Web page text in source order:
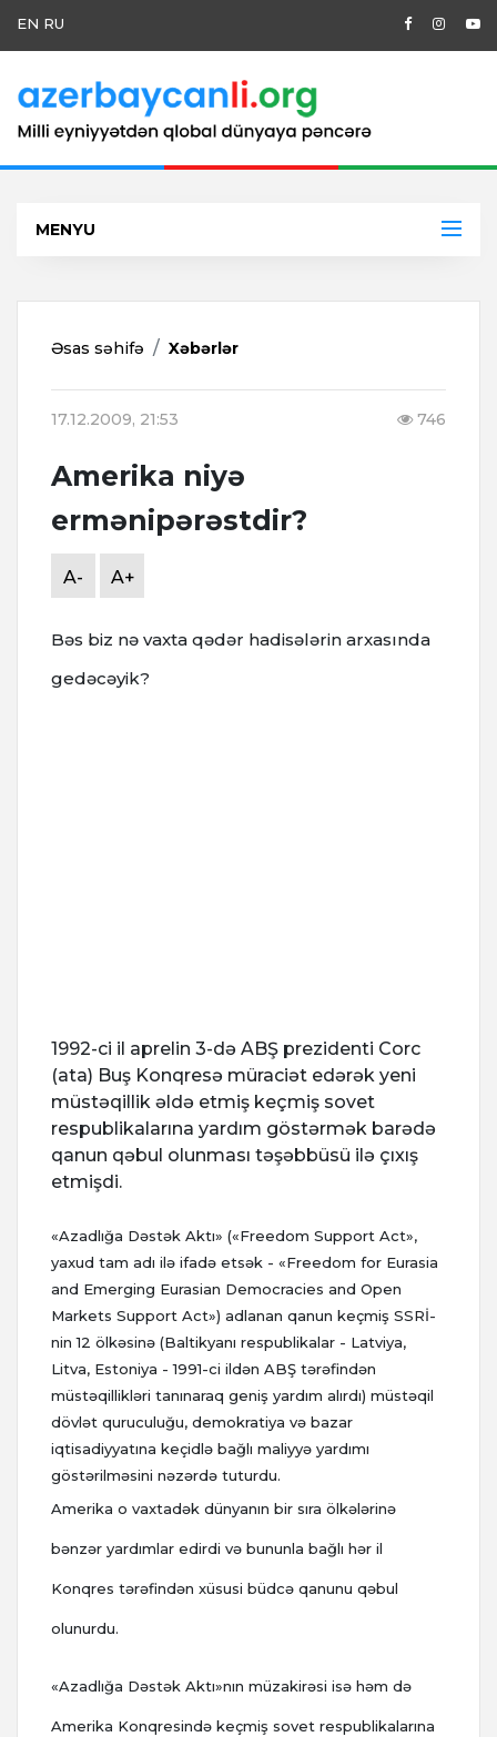
EN RU
MENYU
Əsas səhifə Xəbərlər
17.12.2009, 21:53 746
Amerika niyə
ermənipərəstdir?
A- A+
Bəs biz nə vaxta qədər hadisələrin arxasında
gedəcəyik?
1992-ci il aprelin 3-də ABŞ prezidenti Corc
(ata) Buş Konqresə müraciət edərək yeni
müstəqillik əldə etmiş keçmiş sovet
respublikalarına yardım göstərmək barədə
qanun qəbul olunması təşəbbüsü ilə çıxış
etmişdi.
«Azadlığa Dəstək Aktı» («Freedom Support Act»,
yaxud tam adı ilə ifadə etsək - «Freedom for Eurasia
and Emerging Eurasian Democracies and Open
Markets Support Act») adlanan qanun keçmiş SSRİ-
nin 12 ölkəsinə (Baltikyanı respublikalar - Latviya,
Litva, Estoniya - 1991-ci ildən ABŞ tərəfindən
müstəqillikləri tanınaraq geniş yardım alırdı) müstəqil
dövlət quruculuğu, demokratiya və bazar
iqtisadiyyatına keçidlə bağlı maliyyə yardımı
göstərilməsini nəzərdə tuturdu.
Amerika o vaxtadək dünyanın bir sıra ölkələrinə
bənzər yardımlar edirdi və bununla bağlı hər il
Konqres tərəfindən xüsusi büdcə qanunu qəbul
olunurdu.
«Azadlığa Dəstək Aktı»nın müzakirəsi isə həm də
Amerika Konqresində keçmiş sovet respublikalarına